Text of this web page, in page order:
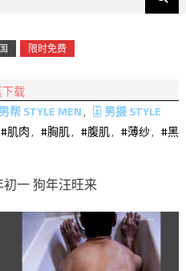
限时免费
载
帮 STYLE MEN,
男摄 STYLE
#肌肉, #胸肌, #腹肌, #薄纱, #黑
初一 狗年汪旺来